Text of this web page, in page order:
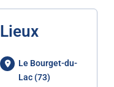
Lieux
Le Bourget-du-
Lac (73)